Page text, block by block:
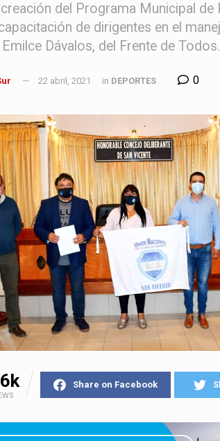
creación del Programa Municipal
de dirigentes en el
Dávalos, del Frente de Todos.
22 abril, 2021 in DEPORTES 0
Share on Facebook